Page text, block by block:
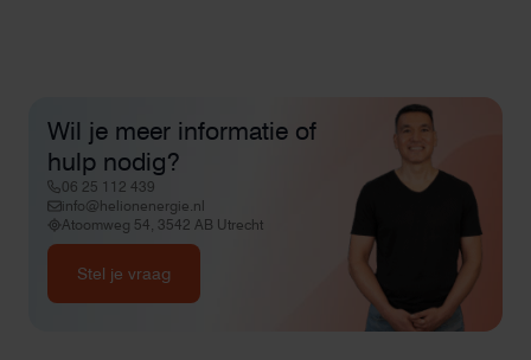
Wil je meer informatie of
hulp nodig?
06 25 112 439
info@helionenergie.nl
Atoomweg 54, 3542 AB Utrecht
Stel je vraag